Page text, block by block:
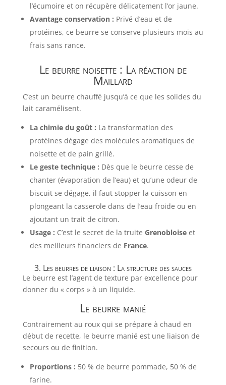
l’écumoire et on récupère délicatement l’or jaune.
Avantage conservation : Privé d’eau et de
protéines, ce beurre se conserve plusieurs mois au
frais sans rance.
Le beurre noisette : La réaction de
Maillard
C’est un beurre chauffé jusqu’à ce que les solides du
lait caramélisent.
La chimie du goût : La transformation des
protéines dégage des molécules aromatiques de
noisette et de pain grillé.
Le geste technique : Dès que le beurre cesse de
chanter (évaporation de l’eau) et qu’une odeur de
biscuit se dégage, il faut stopper la cuisson en
plongeant la casserole dans de l’eau froide ou en
ajoutant un trait de citron.
Usage : C’est le secret de la truite Grenobloiseet
des meilleurs financiers de France.
3. Les beurres de liaison : La structure des sauces
Le beurre est l’agent de texture par excellence pour
donner du « corps » à un liquide.
Le beurre manié
Contrairement au roux qui se prépare à chaud en
début de recette, le beurre manié est une liaison de
secours ou de finition.
Proportions : 50 % de beurre pommade, 50 % de
farine.